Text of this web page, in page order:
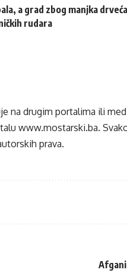
a grad zbog manjka
rudara
na drugim portalima ili
www.mostarski.ba.
prava.